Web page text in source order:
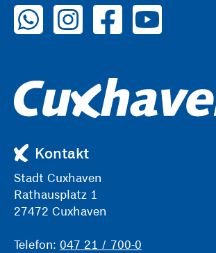
zu WhatsAppzu Instagramzu Facebook
zu YouTube
Kontakt
Stadt Cuxhaven
Rathausplatz 1
27472 Cuxhaven
Telefon: 047 21 / 700-0